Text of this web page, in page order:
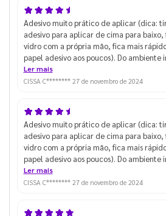
Adesivo muito prático de aplicar (dica:
adesivo para aplicar de cima para
vidro com a própria mão, fica mais
papel adesivo aos poucos). Do ambiente
tem adesivo na vitrine! Ótima
Nossa vitrine ficou bonita e delicada
Ler mais
CISSA C******** 27 de novembro de 2024
Adesivo muito prático de aplicar (dica:
adesivo para aplicar de cima para
vidro com a própria mão, fica mais
papel adesivo aos poucos). Do ambiente
tem adesivo na vitrine! Ótima
Nossa vitrine ficou bonita e delicada
Ler mais
CISSA C******** 27 de novembro de 2024